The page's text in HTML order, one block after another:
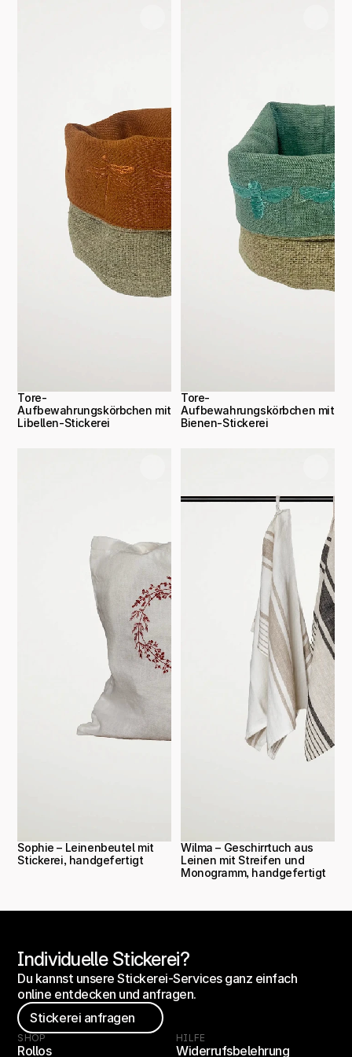
Tore-
Aufbewahrungskörbchen mit
Libellen-Stickerei
Tore-
Aufbewahrungskörbchen mit
Bienen-Stickerei
Sophie – Leinenbeutel mit
Stickerei, handgefertigt
Wilma – Geschirrtuch aus
Leinen mit Streifen und
Monogramm, handgefertigt
Individuelle Stickerei?
Du kannst unsere Stickerei-Services ganz einfach
online entdecken und anfragen.
Stickerei anfragen
SHOP
Rollos
HILFE
Widerrufsbelehrung